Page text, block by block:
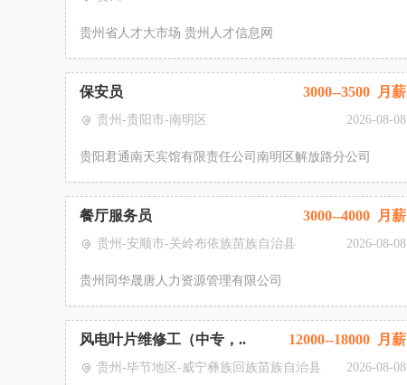
贵州省人才大市场 贵州人才信息网
保安员 3000--3500 月薪
贵州-贵阳市-南明区 2026-08-08
贵阳君通南天宾馆有限责任公司南明区解放路分公司
餐厅服务员 3000--4000 月薪
贵州-安顺市-关岭布依族苗族自治县 2026-08-08
贵州同华晟唐人力资源管理有限公司
风电叶片维修工（中专，.. 12000--18000 月薪
贵州-毕节地区-威宁彝族回族苗族自治县 2026-08-08